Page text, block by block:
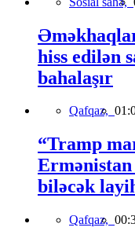
hiss edilən
bahalaşır
Qafqaz,
“Tramp
Ermənistan
biləcək
Qafqaz,